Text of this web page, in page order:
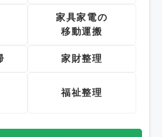
家具家電の
移動運搬
家財整理
福祉整理